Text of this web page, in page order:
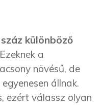
különböző
a
növésű, de
állnak.
ezért válassz olyan